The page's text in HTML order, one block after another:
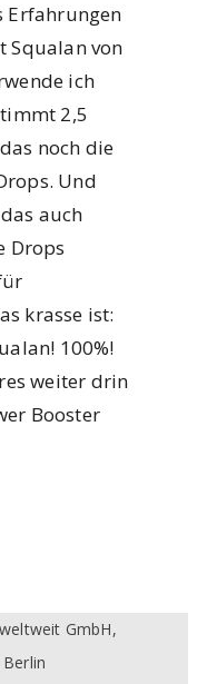
Erfahrungen
Squalan von
ich
2,5
noch die
Und
auch
Drops
krasse ist:
100%!
weiter drin
Booster
GmbH,